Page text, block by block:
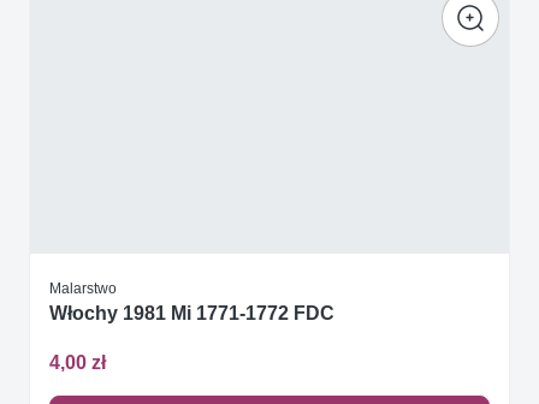
Malarstwo
Włochy 1981 Mi 1771-1772 FDC
4,00 zł